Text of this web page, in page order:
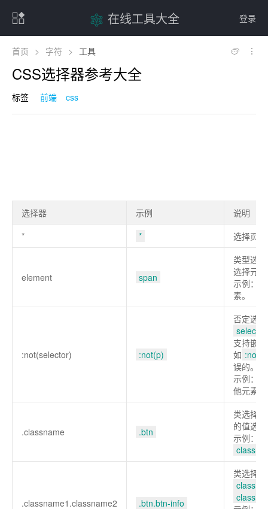
登录
在线工具大全
首页 > 字符 > 工具
CSS选择器参考大全
标签 前端 css
选择器 示例
说明
*
* 选择页
element span
类型选
选择元
示例：
素。
:not(selector) :not(p)
否定选
selector
支持嵌
如
误的。
示例：
他元素。
.classname .btn
类选择
的值选
示例：
.classname1.classname2 .btn.btn-info
类选择